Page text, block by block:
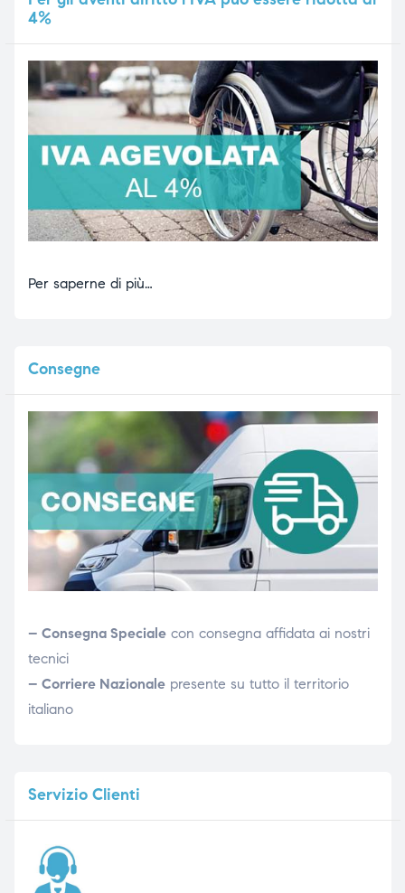
4%
Per saperne di più…
Consegne
– Consegna Specialecon consegna affidata ai nostri
tecnici
– Corriere Nazionalepresente su tutto il territorio
italiano
ServizioClienti